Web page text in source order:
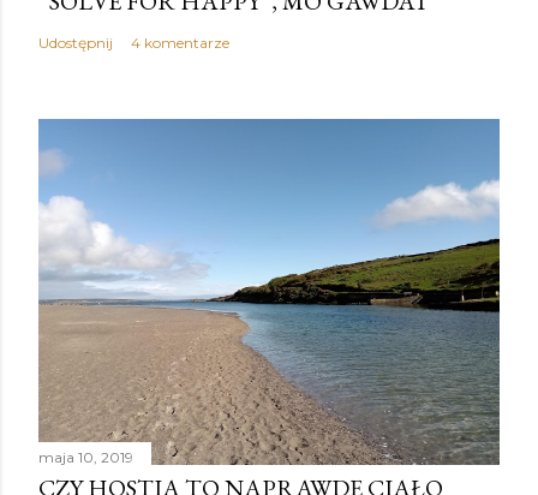
Udostępnij 4 komentarze
maja 10, 2019
CZY HOSTIA TO NAPRAWDĘ CIAŁO